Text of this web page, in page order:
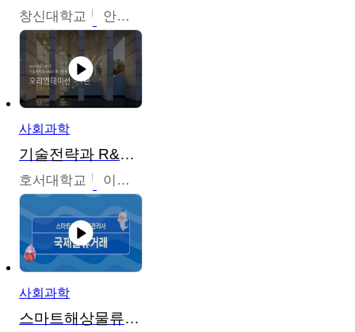
창신대학교 안소영
사회과학
기술전략과 R&D기획
호서대학교 이원희
사회과학
스마트해상물류관리사 교육과정